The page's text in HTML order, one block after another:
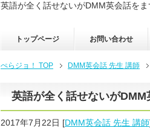
英語が全く話せないがDMM英会話を
トップページ お問い合わせ
ぺらジョ！ TOP DMM英会話 先生 講師
英語が全く話せないが
2017年7月22日 [DMM英会話 先生 講師